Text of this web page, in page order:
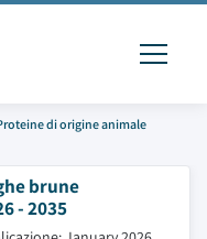
di origine animale
brune
- 2035